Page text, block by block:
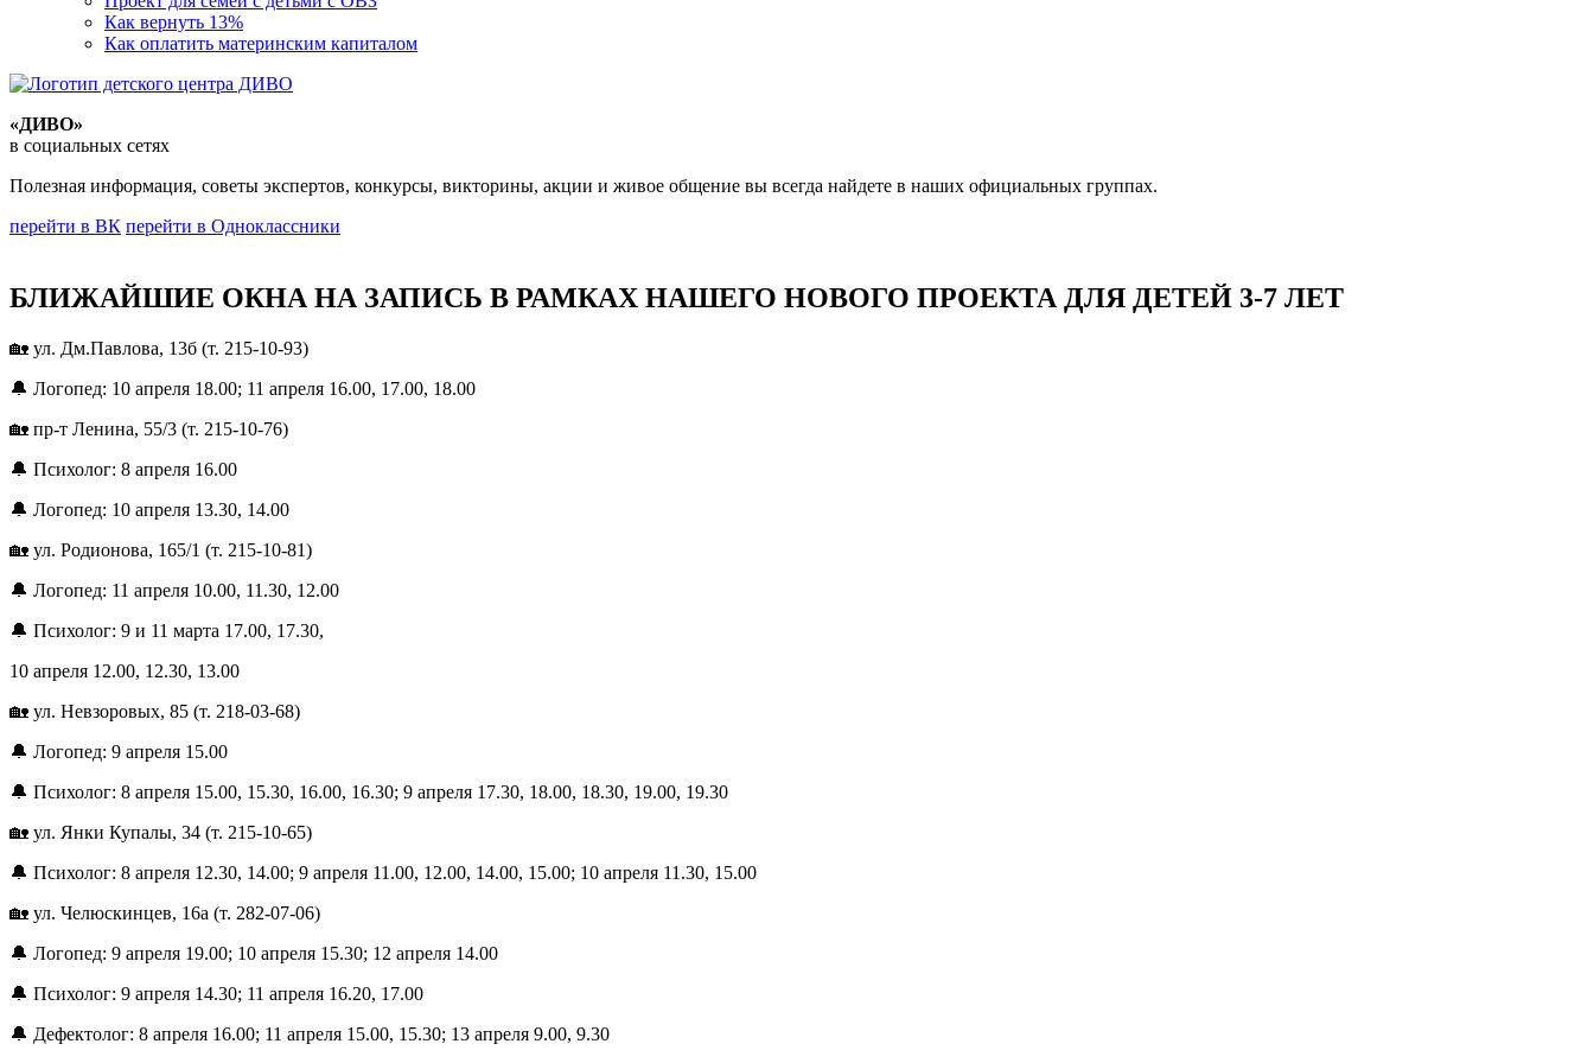
Как вернуть 13%
Как оплатить материнским капиталом
«ДИВО»
в социальных сетях
Полезная информация, советы экспертов, конкурсы, викторины, акции и живое общение вы всегда найдете в наших официальных группах.
перейти в ВК перейти в Одноклассники
БЛИЖАЙШИЕ ОКНА НА ЗАПИСЬ В РАМКАХ НАШЕГО НОВОГО ПРОЕКТА ДЛЯ ДЕТЕЙ 3-7 ЛЕТ
🏡 ул. Дм.Павлова, 13б (т. 215-10-93)
🔔 Логопед: 10 апреля 18.00; 11 апреля 16.00, 17.00, 18.00
🏡 пр-т Ленина, 55/3 (т. 215-10-76)
🔔 Психолог: 8 апреля 16.00
🔔 Логопед: 10 апреля 13.30, 14.00
🏡 ул. Родионова, 165/1 (т. 215-10-81)
🔔 Логопед: 11 апреля 10.00, 11.30, 12.00
🔔 Психолог: 9 и 11 марта 17.00, 17.30,
10 апреля 12.00, 12.30, 13.00
🏡 ул. Невзоровых, 85 (т. 218-03-68)
🔔 Логопед: 9 апреля 15.00
🔔 Психолог: 8 апреля 15.00, 15.30, 16.00, 16.30; 9 апреля 17.30, 18.00, 18.30, 19.00, 19.30
🏡 ул. Янки Купалы, 34 (т. 215-10-65)
🔔 Психолог: 8 апреля 12.30, 14.00; 9 апреля 11.00, 12.00, 14.00, 15.00; 10 апреля 11.30, 15.00
🏡 ул. Челюскинцев, 16а (т. 282-07-06)
🔔 Логопед: 9 апреля 19.00; 10 апреля 15.30; 12 апреля 14.00
🔔 Психолог: 9 апреля 14.30; 11 апреля 16.20, 17.00
🔔 Дефектолог: 8 апреля 16.00; 11 апреля 15.00, 15.30; 13 апреля 9.00, 9.30